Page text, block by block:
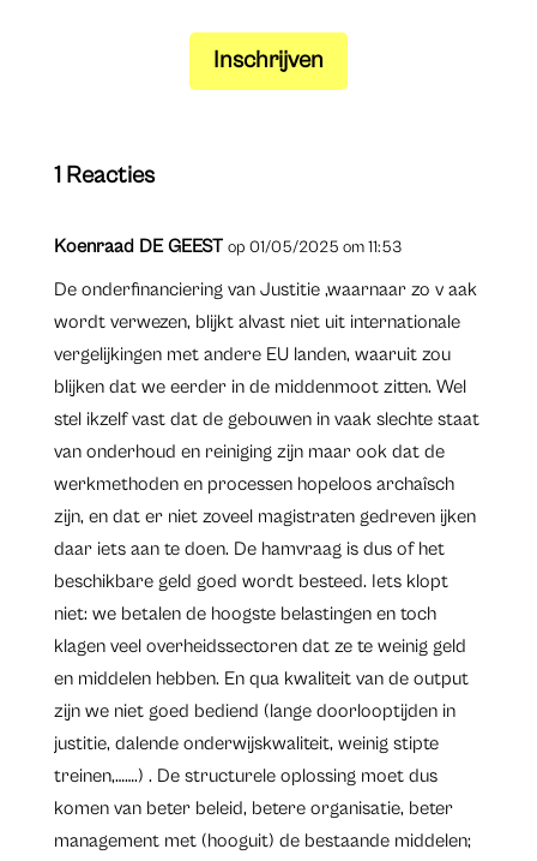
Inschrijven
1 Reacties
Koenraad DE GEEST op 01/05/2025 om 11:53
De onderfinanciering van Justitie ,waarnaar zo v aak
wordt verwezen, blijkt alvast niet uit internationale
vergelijkingen met andere EU landen, waaruit zou
blijken dat we eerder in de middenmoot zitten. Wel
stel ikzelf vast dat de gebouwen in vaak slechte staat
van onderhoud en reiniging zijn maar ook dat de
werkmethoden en processen hopeloos archaîsch
zijn, en dat er niet zoveel magistraten gedreven ijken
daar iets aan te doen. De hamvraag is dus of het
beschikbare geld goed wordt besteed. Iets klopt
niet: we betalen de hoogste belastingen en toch
klagen veel overheidssectoren dat ze te weinig geld
en middelen hebben. En qua kwaliteit van de output
zijn we niet goed bediend (lange doorlooptijden in
justitie, dalende onderwijskwaliteit, weinig stipte
treinen,…….) . De structurele oplossing moet dus
komen van beter beleid, betere organisatie, beter
management met (hooguit) de bestaande middelen;